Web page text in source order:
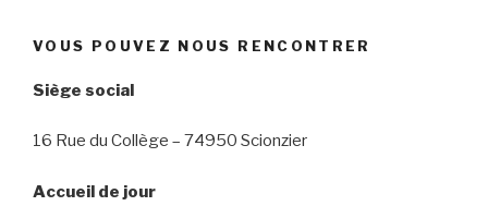
VOUS POUVEZ NOUS RENCONTRER
Siège social
16 Rue du Collège – 74950 Scionzier
Accueil de jour